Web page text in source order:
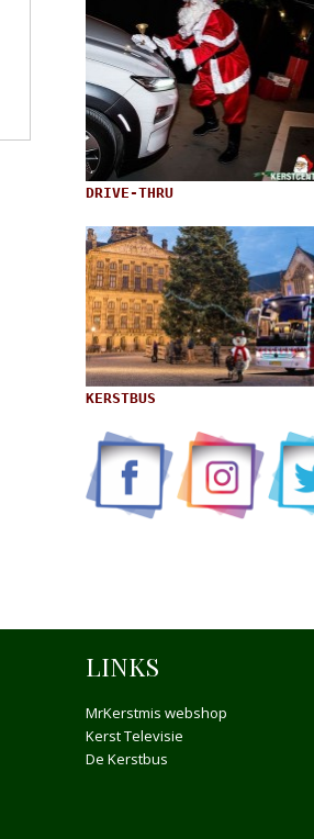
DRIVE-THRU
KERSTBUS
LINKS
MrKerstmis webshop
Kerst Televisie
De Kerstbus